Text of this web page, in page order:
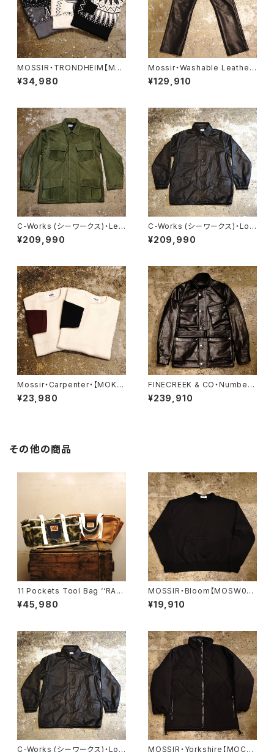
MOSSIR・TRONDHEIM【MO
KN001】
¥34,980
Mossir・Washable Leather
Pants ‘‘LALK’’【MOPT022】
¥129,910
C-Works (シーワークス)・Lel
va【CWJK024】
¥209,990
C-Works (シーワークス)・Lo
mbardi【CWJK008】
¥209,990
Mossir・Carpenter・【MOKN
004】
¥23,980
FINECREEK & CO・Number.
7【ACCO002】
¥239,910
その他の商品
11 Pockets Tool Bag ‘‘RA
W’’
¥45,980
MOSSIR・Bloom【MOSW01
1】
¥19,910
C-Works (シーワークス)・Lo
MOSSIR・Yorkshire【MOCO